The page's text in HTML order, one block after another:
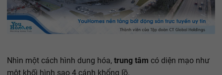
Nhìn một cách hình dung hóa, trung tâm có diện mạo như
một khối hình sao 4 cánh khổng lồ.